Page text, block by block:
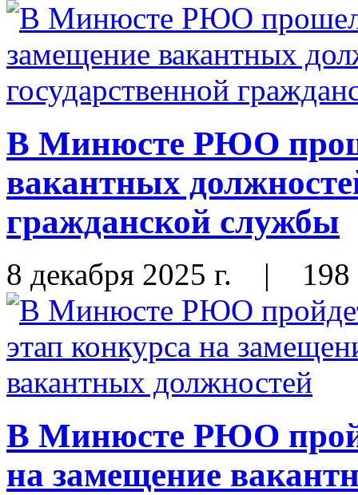
В Минюсте РЮО
вакантных
гражданской службы
8 декабря 2025 г. | 198
В Минюсте РЮО
на замещение